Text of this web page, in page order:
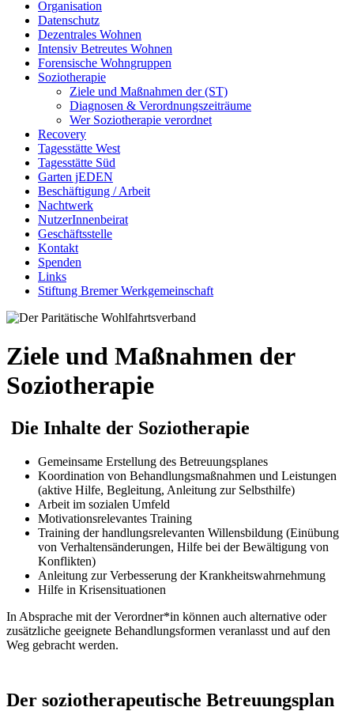
Organisation
Datenschutz
Dezentrales Wohnen
Intensiv Betreutes Wohnen
Forensische Wohngruppen
Soziotherapie
Ziele und Maßnahmen der (ST)
Diagnosen & Verordnungszeiträume
Wer Soziotherapie verordnet
Recovery
Tagesstätte West
Tagesstätte Süd
Garten jEDEN
Beschäftigung / Arbeit
Nachtwerk
NutzerInnenbeirat
Geschäftsstelle
Kontakt
Spenden
Links
Stiftung Bremer Werkgemeinschaft
Ziele und Maßnahmen der
Soziotherapie
Die Inhalte der Soziotherapie
Gemeinsame Erstellung des Betreuungsplanes
Koordination von Behandlungsmaßnahmen und Leistungen
(aktive Hilfe, Begleitung, Anleitung zur Selbsthilfe)
Arbeit im sozialen Umfeld
Motivationsrelevantes Training
Training der handlungsrelevanten Willensbildung (Einübung
von Verhaltensänderungen, Hilfe bei der Bewältigung von
Konflikten)
Anleitung zur Verbesserung der Krankheitswahrnehmung
Hilfe in Krisensituationen
In Absprache mit der Verordner*in können auch alternative oder
zusätzliche geeignete Behandlungsformen veranlasst und auf den
Weg gebracht werden.
Der soziotherapeutische Betreuungsplan